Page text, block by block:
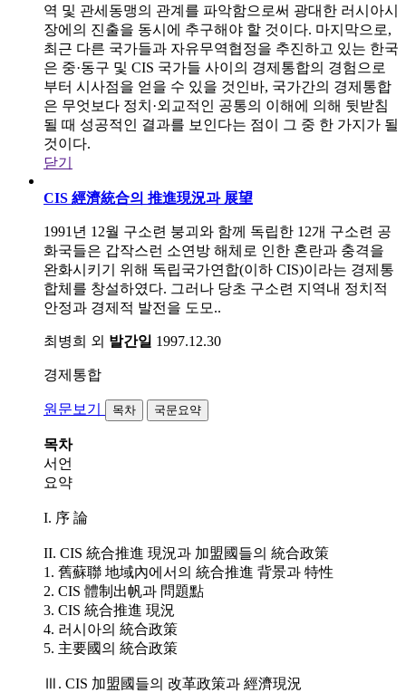
역 및 관세동맹의 관계를 파악함으로써 광대한 러시아시
장에의 진출을 동시에 추구해야 할 것이다. 마지막으로,
최근 다른 국가들과 자유무역협정을 추진하고 있는 한국
은 중·동구 및 CIS 국가들 사이의 경제통합의 경험으로
부터 시사점을 얻을 수 있을 것인바, 국가간의 경제통합
은 무엇보다 정치·외교적인 공통의 이해에 의해 뒷받침
될 때 성공적인 결과를 보인다는 점이 그 중 한 가지가 될
것이다.
닫기
CIS 經濟統合의 推進現況과 展望
1991년 12월 구소련 붕괴와 함께 독립한 12개 구소련 공
화국들은 갑작스런 소연방 해체로 인한 혼란과 충격을
완화시키기 위해 독립국가연합(이하 CIS)이라는 경제통
합체를 창설하였다. 그러나 당초 구소련 지역내 정치적
안정과 경제적 발전을 도모..
최병희 외 발간일 1997.12.30
경제통합
원문보기 목차 국문요약
목차
서언
요약
I. 序 論
II. CIS 統合推進 現況과 加盟國들의 統合政策
1. 舊蘇聯 地域內에서의 統合推進 背景과 特性
2. CIS 體制出帆과 問題點
3. CIS 統合推進 現況
4. 러시아의 統合政策
5. 主要國의 統合政策
Ⅲ. CIS 加盟國들의 改革政策과 經濟現況